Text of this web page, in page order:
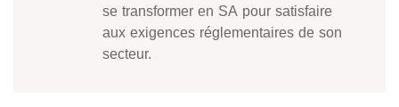
se transformer en SA pour satisfaire
aux exigences réglementaires de son
secteur.